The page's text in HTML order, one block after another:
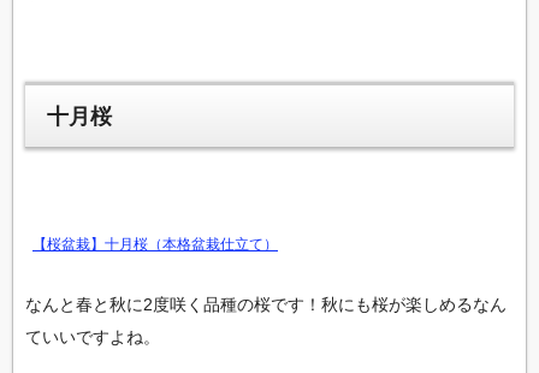
十月桜
【桜盆栽】十月桜（本格盆栽仕立て）
なんと春と秋に2度咲く品種の桜です！秋にも桜が楽しめるなん
ていいですよね。